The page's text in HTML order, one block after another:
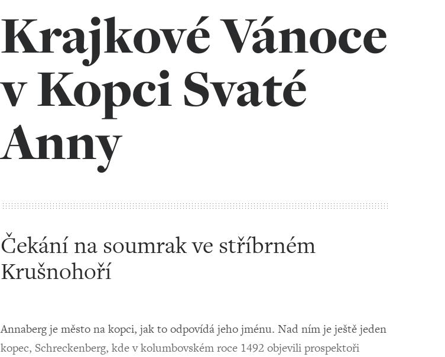
Krajkové Vánoce
v Kopci Svaté
Anny
Čekání na soumrak ve stříbrném
Krušnohoří
Annaberg je město na kopci, jak to odpovídá jeho jménu. Nad ním je ještě jeden
kopec, Schreckenberg, kde v kolumbovském roce 1492 objevili prospektoři